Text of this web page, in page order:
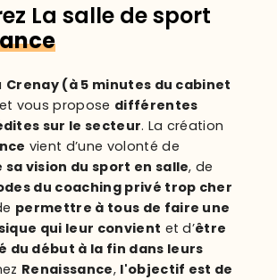
La salle de sport
Crenay (à 5 minutes du cabinet
et vous propose différentes
sur le secteur. La création
vient d’une volonté de
vision du sport en salle, de
du coaching privé trop cher
permettre à tous de faire une
qui leur convient et d’être
du début à la fin dans leurs
Renaissance, l'objectif est de